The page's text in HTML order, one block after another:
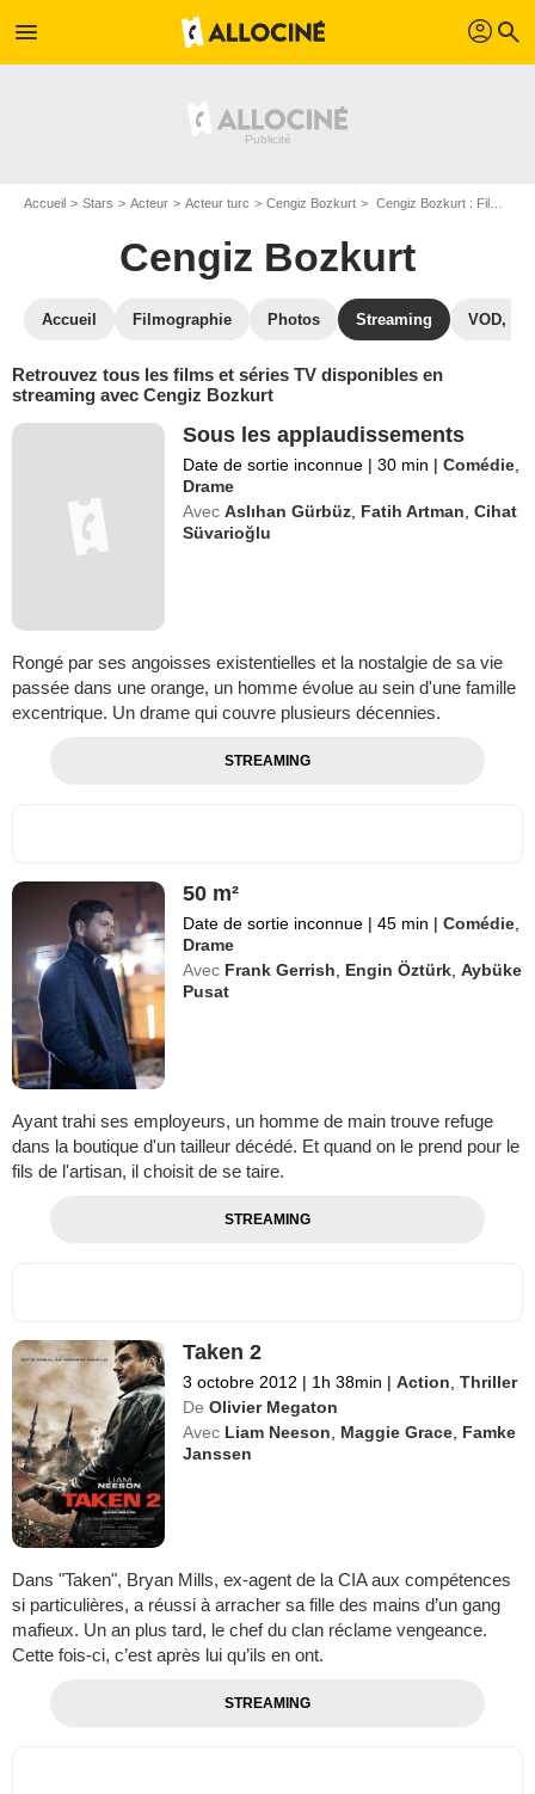
menu profil search
Accueil Stars Acteur Acteur turc Cengiz Bozkurt Cengiz Bozkurt : Films et séries online
Cengiz Bozkurt
Accueil Filmographie Photos Streaming VOD,
Retrouvez tous les films et séries TV disponibles en
streaming avec Cengiz Bozkurt
Sous les applaudissements
Date de sortie inconnue | 30 min | Comédie
Drame
Avec Aslıhan Gürbüz Fatih Artman ,Cihat
Süvarioğlu
Rongé par ses angoisses existentielles et la nostalgie de sa vie
passée dans une orange, un homme évolue au sein d'une famille
excentrique. Un drame qui couvre plusieurs décennies.
STREAMING
50 m²
Date de sortie inconnue | 45 min | Comédie
Drame
Avec Frank Gerrish Engin Öztürk ,Aybüke
Pusat
Ayant trahi ses employeurs, un homme de main trouve refuge
dans la boutique d'un tailleur décédé. Et quand on le prend pour le
fils de l'artisan, il choisit de se taire.
STREAMING
Taken 2
3 octobre 2012 | 1h 38min | Action ,Thriller
De Olivier Megaton
Avec Liam Neeson Maggie Grace Famke
Janssen
Dans "Taken", Bryan Mills, ex-agent de la CIA aux compétences
si particulières, a réussi à arracher sa fille des mains d’un gang
mafieux. Un an plus tard, le chef du clan réclame vengeance.
Cette fois-ci, c’est après lui qu’ils en ont.
STREAMING